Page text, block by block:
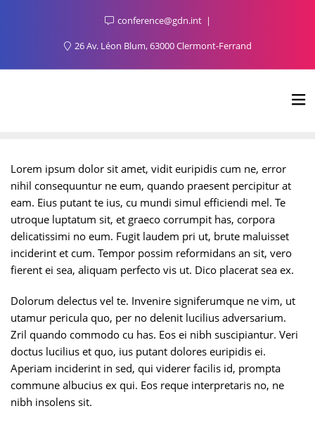
conference@gdn.int
26 Av. Léon Blum, 63000 Clermont-Ferrand
Lorem ipsum dolor sit amet, vidit euripidis cum ne, error
nihil consequuntur ne eum, quando praesent percipitur at
eam. Eius putant te ius, cu mundi simul efficiendi mel. Te
utroque luptatum sit, et graeco corrumpit has, corpora
delicatissimi no eum. Fugit laudem pri ut, brute maluisset
inciderint et cum. Tempor possim reformidans an sit, vero
fierent ei sea, aliquam perfecto vis ut. Dico placerat sea ex.
Dolorum delectus vel te. Invenire signiferumque ne vim, ut
utamur pericula quo, per no delenit lucilius adversarium.
Zril quando commodo cu has. Eos ei nibh suscipiantur. Veri
doctus lucilius et quo, ius putant dolores euripidis ei.
Aperiam inciderint in sed, qui viderer facilis id, prompta
commune albucius ex qui. Eos reque interpretaris no, ne
nibh insolens sit.